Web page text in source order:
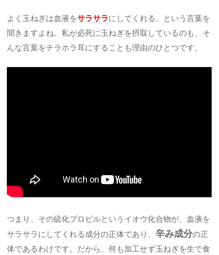
よく玉ねぎは血液をサラサラにしてくれる、という言葉を
聞きますよね。私が必死に玉ねぎを摂取しているのも、そ
んな言葉をチラホラ耳にすることも理由のひとつです。
つまり、その硫化プロピルというイオウ化合物が、血液を
サラサラにしてくれる成分の正体であり、辛み成分の正
体であるわけです。だから、何も加工せず玉ねぎを生で食